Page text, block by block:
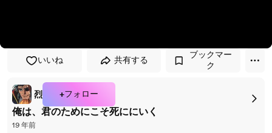
いいね 共有する
ブックマー
ク
烈 +フォロー
俺は、君のためにこそ死ににいく
19 年前